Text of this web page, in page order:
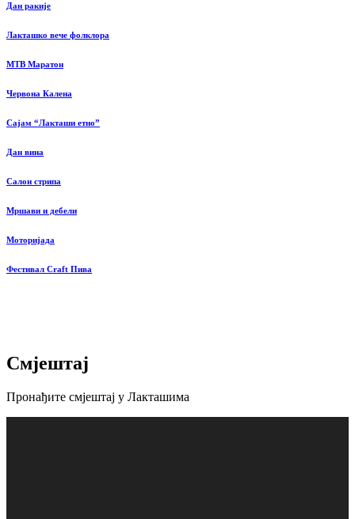
Дан ракије
Лакташко вече фолклора
MTB Маратон
Червона Калена
Сајам “Лакташи етно”
Дан вина
Салон стрипа
Мршави и дебели
Моторијада
Фестивал Craft Пива
Смјештај
Пронађите смјештај у Лакташима